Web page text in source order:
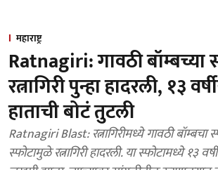
महाराष्ट्र
Ratnagiri: गावठी बॉम्बच्या
रत्नागिरी पुन्हा हादरली, १३
हाताची बोटं तुटली
Ratnagiri Blast: रत्नागिरीमध्ये गावठी बॉम्बचा
स्फोटामुळे रत्नागिरी हादरली. या स्फोटामध्ये १३